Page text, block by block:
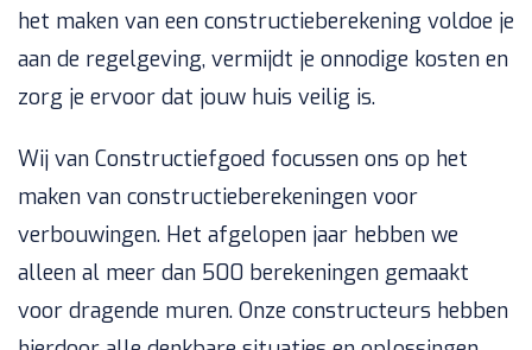
het maken van een constructieberekening voldoe je
aan de regelgeving, vermijdt je onnodige kosten en
zorg je ervoor dat jouw huis veilig is.
Wij van Constructiefgoed focussen ons op het
maken van constructieberekeningen voor
verbouwingen. Het afgelopen jaar hebben we
alleen al meer dan 500 berekeningen gemaakt
voor dragende muren. Onze constructeurs hebben